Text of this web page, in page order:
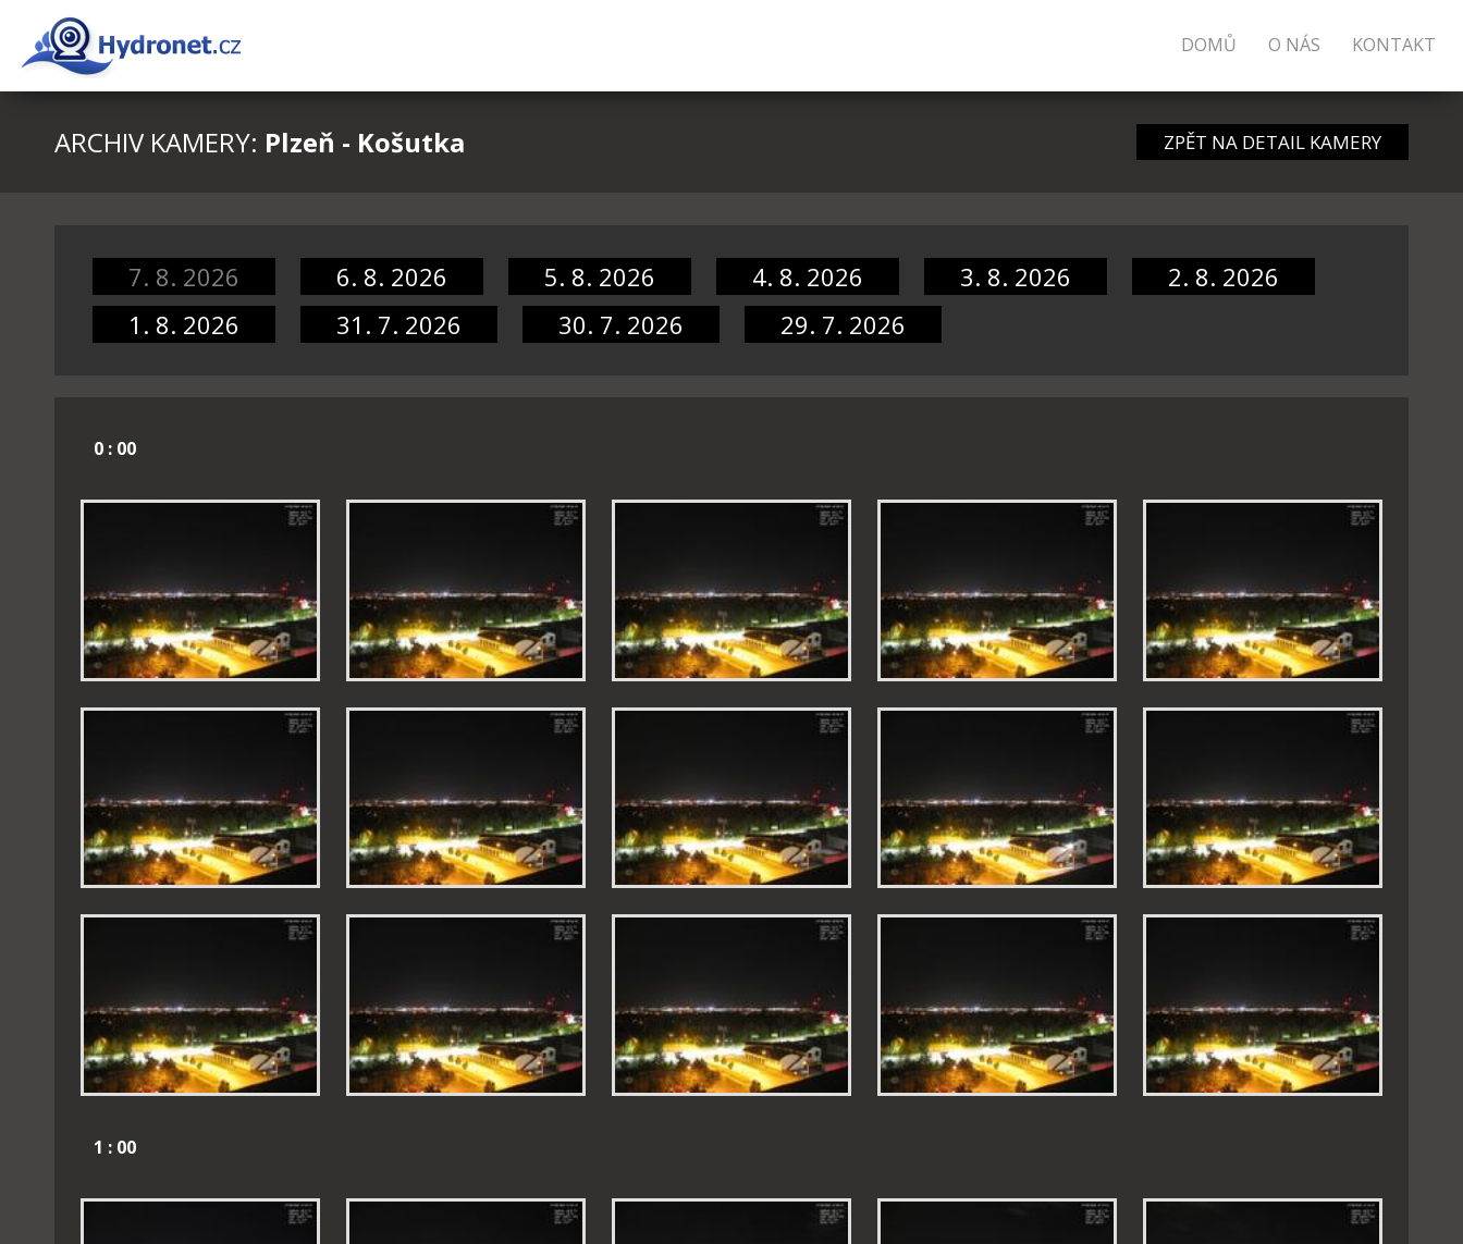
DOMŮ O NÁS KONTAKT
ARCHIV KAMERY: Plzeň - Košutka ZPĚT NA DETAIL KAMERY
7. 8. 2026 6. 8. 2026 5. 8. 2026 4. 8. 2026 3. 8. 2026
2. 8. 2026
1. 8. 2026
31. 7. 2026 30. 7. 2026 29. 7. 2026
0 : 00
1 : 00